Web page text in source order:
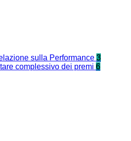
sulla Performance 3
complessivo dei premi 6